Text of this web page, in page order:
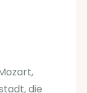
die